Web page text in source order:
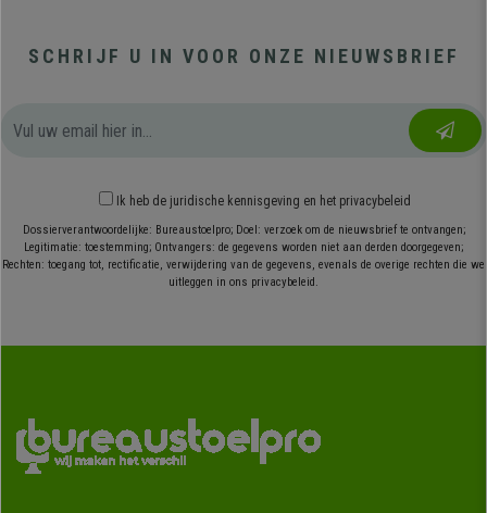
SCHRIJF U IN VOOR ONZE NIEUWSBRIEF
Ik heb de juridische kennisgeving en het privacybeleid
Dossierverantwoordelijke: Bureaustoelpro; Doel: verzoek om de nieuwsbrief te ontvangen;
Legitimatie: toestemming; Ontvangers: de gegevens worden niet aan derden doorgegeven;
Rechten: toegang tot, rectificatie, verwijdering van de gegevens, evenals de overige rechten die we
uitleggen in ons privacybeleid.